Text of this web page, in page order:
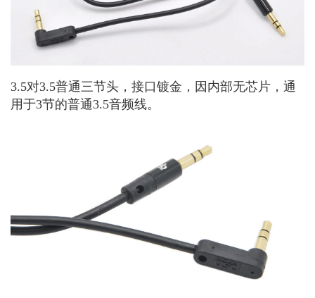
3.5对3.5普通三节头，接口镀金，因内部无芯片，通
用于3节的普通3.5音频线。